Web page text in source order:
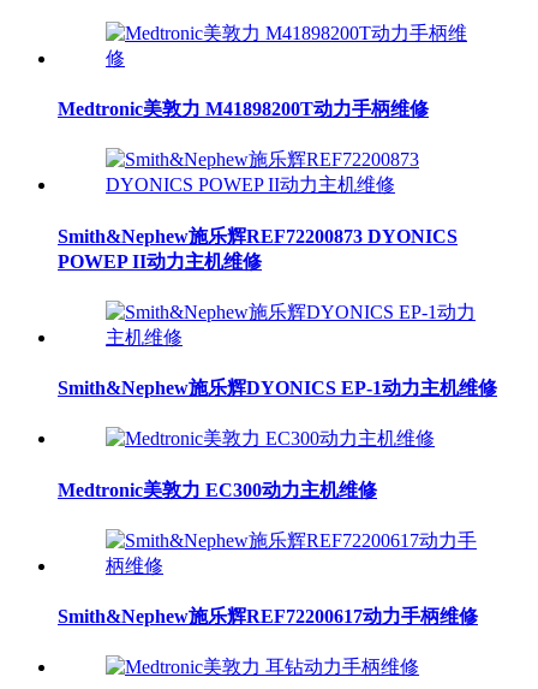
Medtronic美敦力 M41898200T动力手柄维修
Smith&Nephew施乐辉REF72200873 DYONICS
POWEP II动力主机维修
Smith&Nephew施乐辉DYONICS EP-1动力主机维修
Medtronic美敦力 EC300动力主机维修
Smith&Nephew施乐辉REF72200617动力手柄维修